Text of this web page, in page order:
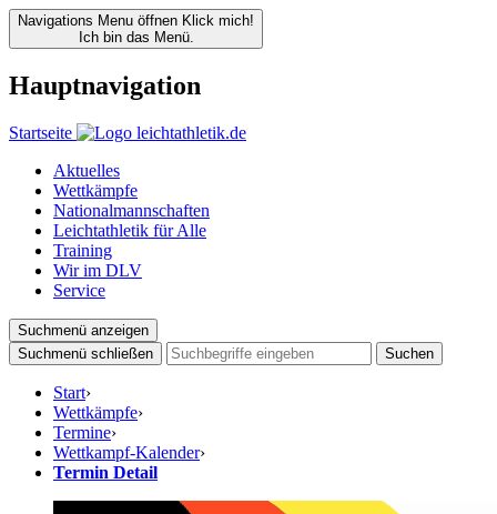
Navigations Menu öffnen Klick mich!
Ich bin das Menü.
Hauptnavigation
Startseite
Aktuelles
Wettkämpfe
Nationalmannschaften
Leichtathletik für Alle
Training
Wir im DLV
Service
Suchmenü anzeigen
Suchmenü schließen
Suchen
Start›
Wettkämpfe›
Termine›
Wettkampf-Kalender›
Termin Detail